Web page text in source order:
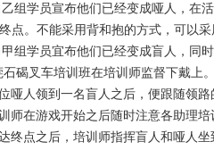
乙组学员宣布他们已经变成哑人，在
点。不能采用背和抱的方式，可以
甲组学员宜布他们已经变成盲人，同
石碣叉车培训班在培训师监督下戴上
哑人领到一名盲人之后，便跟随领
师在游戏开始之后随时注意各助理
终点之后，培训师指挥盲人和哑人